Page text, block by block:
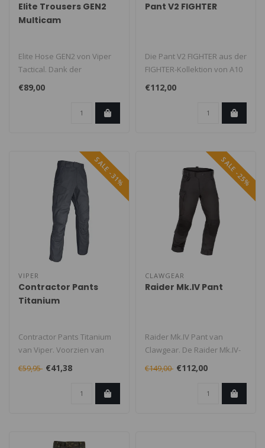
Elite Trousers GEN2
Multicam
Elite Hose GEN2 von Viper
Tactical. Dank der
vielfältigen
Verstellmöglichkeite..
€89,00
Pant V2 FIGHTER
Die Pant V2 FIGHTER aus der
FIGHTER-Kollektion von A10
EQUIPMENT® wurde für
€112,00
SALE -31%
VIPER
Contractor Pants
Titanium
Contractor Pants Titanium
van Viper. Voorzien van
diverse handige zakken en
voor..
€59,95 €41,38
SALE -25%
CLAWGEAR
Raider Mk.IV Pant
Raider Mk.IV Pant van
Clawgear. De Raider Mk.IV-
inzetbroek is ontworpen als
eenv..
€149,00 €112,00